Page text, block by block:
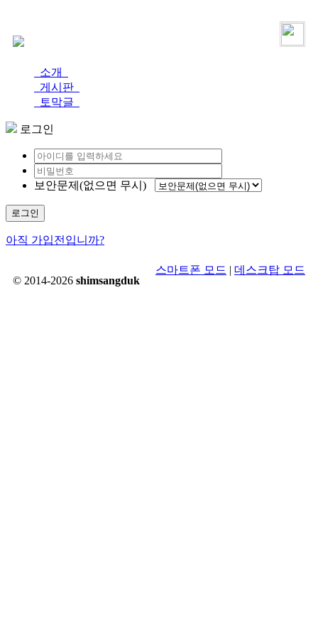
소개
게시판
토막글
로그인
보안문제(없으면 무시)
로그인
아직 가입전입니까?
© 2014-2026 shimsangduk
스마트폰 모드 | 데스크탑 모드